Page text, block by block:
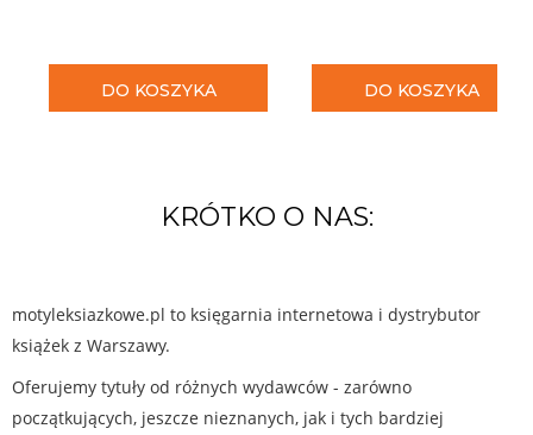
DO KOSZYKA DO KOSZYKA
KRÓTKO O NAS:
motyleksiazkowe.pl to księgarnia internetowa i dystrybutor
książek z Warszawy.
Oferujemy tytuły od różnych wydawców - zarówno
początkujących, jeszcze nieznanych, jak i tych bardziej